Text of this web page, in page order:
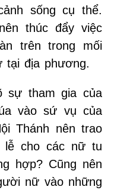
sống cụ thể.
thúc đẩy việc
trên trong mối
tại địa phương.
sự tham gia của
vào sứ vụ của
Thánh nên trao
lễ cho các nữ tu
hợp? Cũng nên
nữ vào những